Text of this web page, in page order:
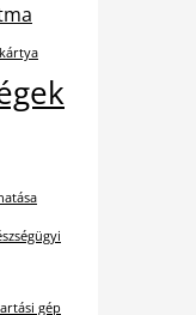
gép